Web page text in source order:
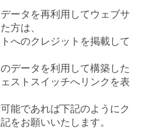
ータを再利用してウェブサ
方は、
へのクレジットを掲載して
データを利用して構築した
ストスイッチへリンクを表
能であれば下記のようにク
をお願いいたします。